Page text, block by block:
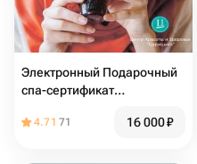
Электронный Подарочный
спа-сертификат
4.71 71 16 000₽